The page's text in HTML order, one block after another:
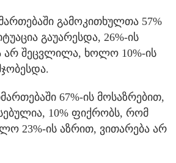
გამოკითხულთა 57%
გაუარესდა, 26%-ის
არ შეცვლილა, ხოლო 10%-ის
67%-ის მოსაზრებით,
10% ფიქრობს, რომ
23%-ის აზრით, ვითარება არ